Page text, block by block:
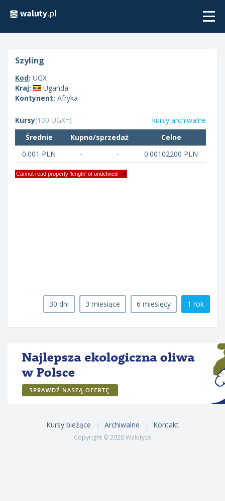
szyling
Kod: UGX
Kraj:
Uganda
Kontynent: Afryka
Kursy(100 UGX=)
kursy archiwalne
Średnie
Kupno/sprzedaż
Celne
0.001 PLN
- - 0.00102200 PLN
Cannot read property 'length' of undefined ×
30 dni 3 miesiące 6 miesięcy 1 rok
Kursy bieżące Archiwalne Kontakt
Copyright © 2020 Waluty.pl